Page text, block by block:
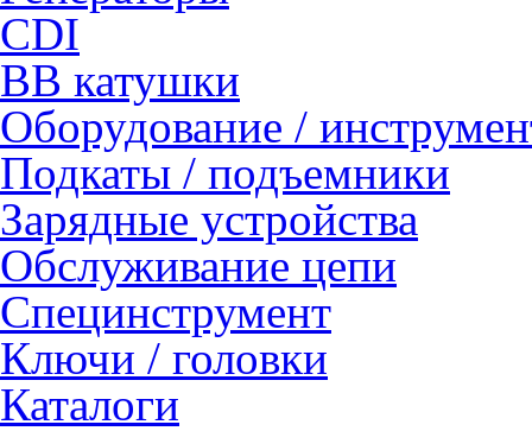
CDI
ВВ катушки
Оборудование /
Подкаты / подъемники
Зарядные устройства
Обслуживание цепи
Специнструмент
Ключи / головки
Каталоги